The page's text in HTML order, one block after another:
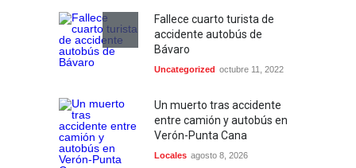
Fallece cuarto turista de
accidente autobús de
Bávaro
Uncategorized octubre 11, 2022
Un muerto tras accidente
entre camión y autobús en
Verón-Punta Cana
Locales agosto 8, 2026